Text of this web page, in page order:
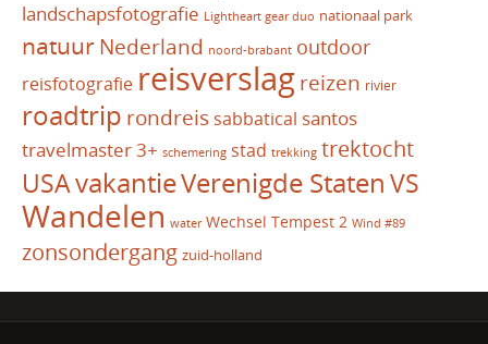
landschapsfotografie Lightheart gear duo nationaal park
natuur Nederland noord-brabant outdoor
reisfotografie reisverslag reizen rivier
roadtrip rondreis sabbatical santos
travelmaster 3+ schemering stad trekking trektocht
USAvakantieVerenigde StatenVS
Wandelen water Wechsel Tempest 2 Wind #89
zonsondergang zuid-holland